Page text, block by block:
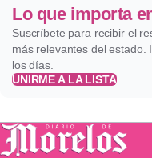
Lo que importa
Suscríbete para recibir el
más relevantes del estado.
los días.
UNIRME A LA LISTA